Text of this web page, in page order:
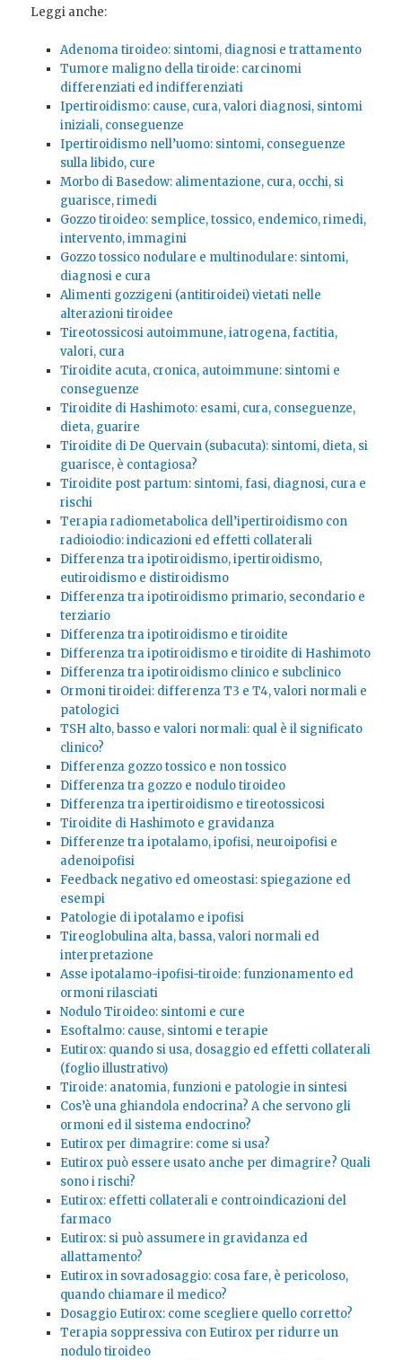
Leggi anche:
Adenoma tiroideo: sintomi, diagnosi e trattamento
Tumore maligno della tiroide: carcinomi
differenziati ed indifferenziati
Ipertiroidismo: cause, cura, valori diagnosi, sintomi
iniziali, conseguenze
Ipertiroidismo nell’uomo: sintomi, conseguenze
sulla libido, cure
Morbo di Basedow: alimentazione, cura, occhi, si
guarisce, rimedi
Gozzo tiroideo: semplice, tossico, endemico, rimedi,
intervento, immagini
Gozzo tossico nodulare e multinodulare: sintomi,
diagnosi e cura
Alimenti gozzigeni (antitiroidei) vietati nelle
alterazioni tiroidee
Tireotossicosi autoimmune, iatrogena, factitia,
valori, cura
Tiroidite acuta, cronica, autoimmune: sintomi e
conseguenze
Tiroidite di Hashimoto: esami, cura, conseguenze,
dieta, guarire
Tiroidite di De Quervain (subacuta): sintomi, dieta, si
guarisce, è contagiosa?
Tiroidite post partum: sintomi, fasi, diagnosi, cura e
rischi
Terapia radiometabolica dell’ipertiroidismo con
radioiodio: indicazioni ed effetti collaterali
Differenza tra ipotiroidismo, ipertiroidismo,
eutiroidismo e distiroidismo
Differenza tra ipotiroidismo primario, secondario e
terziario
Differenza tra ipotiroidismo e tiroidite
Differenza tra ipotiroidismo e tiroidite di Hashimoto
Differenza tra ipotiroidismo clinico e subclinico
Ormoni tiroidei: differenza T3 e T4, valori normali e
patologici
TSH alto, basso e valori normali: qual è il significato
clinico?
Differenza gozzo tossico e non tossico
Differenza tra gozzo e nodulo tiroideo
Differenza tra ipertiroidismo e tireotossicosi
Tiroidite di Hashimoto e gravidanza
Differenze tra ipotalamo, ipofisi, neuroipofisi e
adenoipofisi
Feedback negativo ed omeostasi: spiegazione ed
esempi
Patologie di ipotalamo e ipofisi
Tireoglobulina alta, bassa, valori normali ed
interpretazione
Asse ipotalamo-ipofisi-tiroide: funzionamento ed
ormoni rilasciati
Nodulo Tiroideo: sintomi e cure
Esoftalmo: cause, sintomi e terapie
Eutirox: quando si usa, dosaggio ed effetti collaterali
(foglio illustrativo)
Tiroide: anatomia, funzioni e patologie in sintesi
Cos’è una ghiandola endocrina? A che servono gli
ormoni ed il sistema endocrino?
Eutirox per dimagrire: come si usa?
Eutirox può essere usato anche per dimagrire? Quali
sono i rischi?
Eutirox: effetti collaterali e controindicazioni del
farmaco
Eutirox: si può assumere in gravidanza ed
allattamento?
Eutirox in sovradosaggio: cosa fare, è pericoloso,
quando chiamare il medico?
Dosaggio Eutirox: come scegliere quello corretto?
Terapia soppressiva con Eutirox per ridurre un
nodulo tiroideo